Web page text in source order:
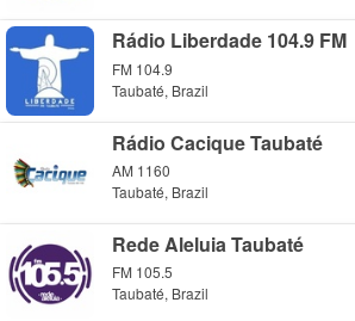
Rádio Liberdade 104.9 FM
FM 104.9
Taubaté, Brazil
Rádio Cacique Taubaté
AM 1160
Taubaté, Brazil
Rede Aleluia Taubaté
FM 105.5
Taubaté, Brazil